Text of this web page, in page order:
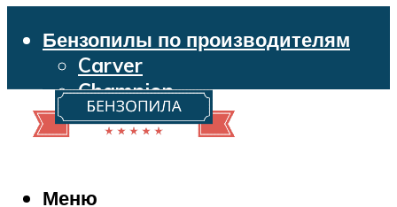
Бензопилы по производителям
Carver
Champion
Echo
Husqvarna
Makita
Меню